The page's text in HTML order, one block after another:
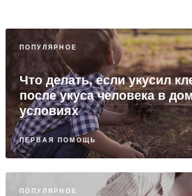
ПОПУЛЯРНОЕ
Что делать, если укусил
после укуса человека в
условиях
ПЕРВАЯ ПОМОЩЬ
ПОПУЛЯРНОЕ